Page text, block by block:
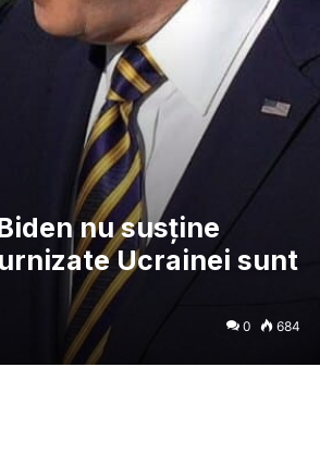
nu susţine
Ucrainei sunt
0 684